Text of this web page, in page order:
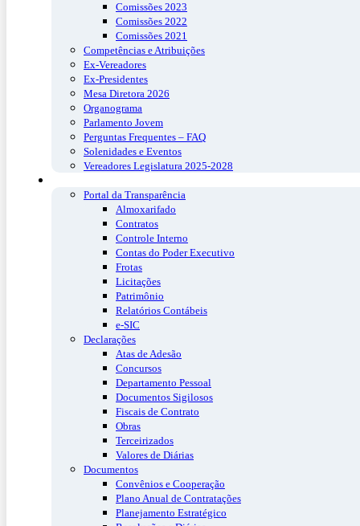
Comissões 2023
Comissões 2022
Comissões 2021
Competências e Atribuições
Ex-Vereadores
Ex-Presidentes
Mesa Diretora 2026
Organograma
Parlamento Jovem
Perguntas Frequentes – FAQ
Solenidades e Eventos
Vereadores Legislatura 2025-2028
Portal da Transparência
Almoxarifado
Contratos
Controle Interno
Contas do Poder Executivo
Frotas
Licitações
Patrimônio
Relatórios Contábeis
e-SIC
Declarações
Atas de Adesão
Concursos
Departamento Pessoal
Documentos Sigilosos
Fiscais de Contrato
Obras
Terceirizados
Valores de Diárias
Documentos
Convênios e Cooperação
Plano Anual de Contratações
Planejamento Estratégico